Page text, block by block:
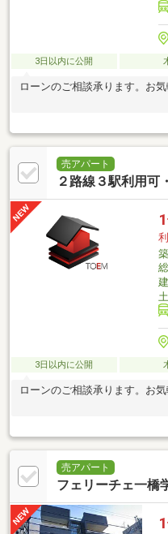
3日以内に公開
ローンのご相談承ります。お
売アパート
２路線３駅利用可
3日以内に公開
ローンのご相談承ります。お
売アパート
フェリーチェ一橋